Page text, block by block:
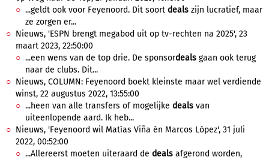
...geldt ook voor Feyenoord. Dit soort deals zijn lucratief, maar
ze zorgen er...
Nieuws, 'ESPN brengt megabod uit op tv-rechten na 2025', 23
maart 2023, 22:50:00
...een wens van de top drie. De sponsordeals gaan ook terug
naar de clubs. Dit...
Nieuws, COLUMN: Feyenoord boekt kleinste maar wel verdiende
winst, 22 augustus 2022, 13:55:00
...heen van alle transfers of mogelijke deals van
uiteenlopende aard. Ik heb...
Nieuws, 'Feyenoord wil Matías Viña én Marcos López', 31 juli
2022, 00:52:00
...Allereerst moeten uiteraard de deals afgerond worden,